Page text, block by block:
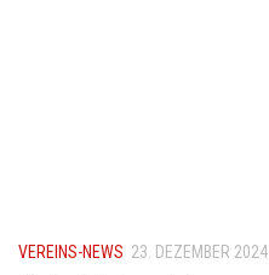
VEREINS-NEWS 23. DEZEMBER 2024